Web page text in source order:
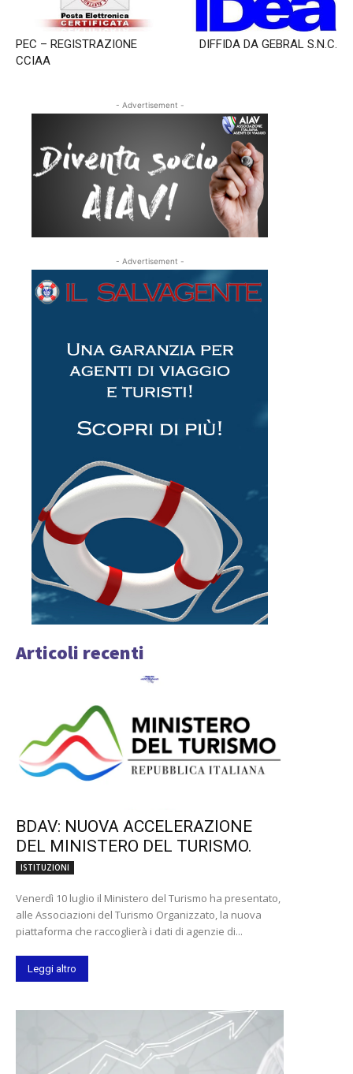
PEC – REGISTRAZIONE
CCIAA
DIFFIDA DA GEBRAL S.N.C.
- Advertisement -
- Advertisement -
Articoli recenti
BDAV: NUOVA ACCELERAZIONE
DEL MINISTERO DEL TURISMO.
ISTITUZIONI
Venerdì 10 luglio il Ministero del Turismo ha presentato,
alle Associazioni del Turismo Organizzato, la nuova
piattaforma che raccoglierà i dati di agenzie di...
Leggi altro